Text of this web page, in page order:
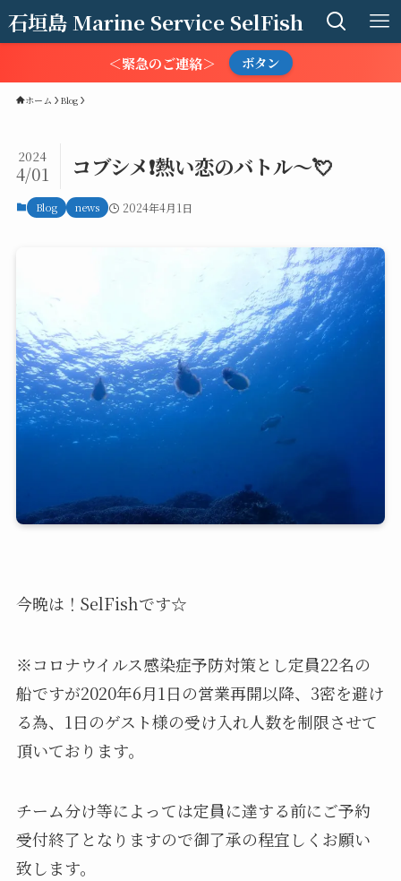
石垣島 Marine Service SelFish
＜緊急のご連絡＞ ボタン
ホーム Blog
コブシメ❗熱い恋のバトル～💘
2024
4/01
Blog news 2024年4月1日
今晩は！SelFishです☆
※コロナウイルス感染症予防対策とし定員22名の
船ですが2020年6月1日の営業再開以降、3密を避け
る為、1日のゲスト様の受け入れ人数を制限させて
頂いております。
チーム分け等によっては定員に達する前にご予約
受付終了となりますので御了承の程宜しくお願い
致します。